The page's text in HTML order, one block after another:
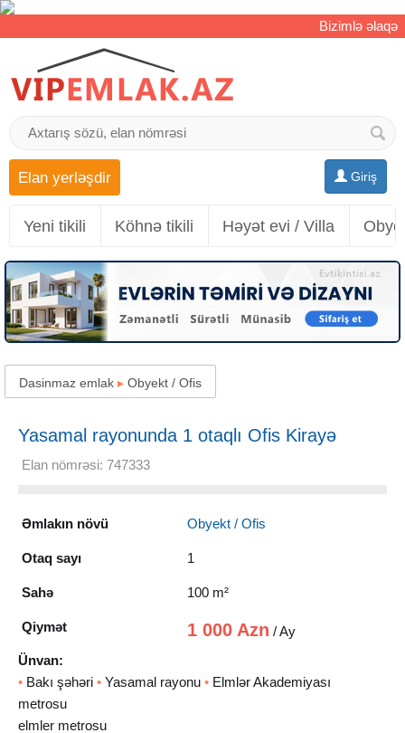
Bizimlə əlaqə
Giriş
Elan yerləşdir
Yeni tikili Köhnə tikili Həyət evi / Villa
Dasinmaz emlak ▸ Obyekt / Ofis
Yasamal rayonunda 1 otaqlı Ofis Kirayə
verilir, 100 m²
Elan nömrəsi: 747333
Əmlakın növü Obyekt / Ofis
Otaq sayı 1
Sahə 100 m²
Qiymət 1 000 Azn / Ay
Ünvan:
• Bakı şəhəri • Yasamal rayonu • Elmlər Akademiyası
metrosu
elmler metrosu